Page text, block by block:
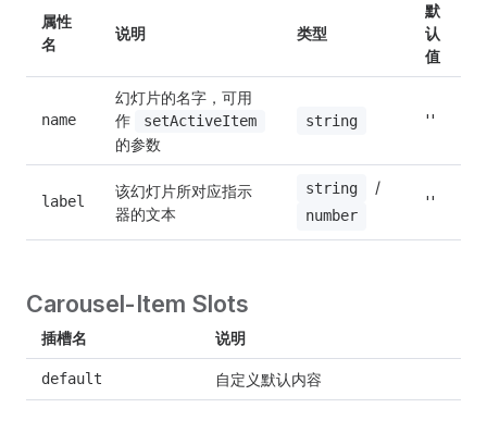
属性
名
说明 类型
默
认
值
name
幻灯片的名字，可用
作
setActiveItem
的参数
string ''
label
该幻灯片所对应指示
器的文本
string /
number
''
Carousel-Item Slots
插槽名 说明
default 自定义默认内容